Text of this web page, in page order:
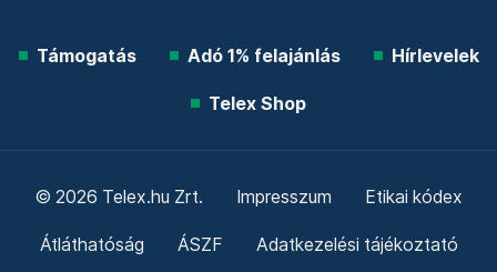
Támogatás Adó 1% felajánlás Hírlevelek
Telex Shop
© 2026 Telex.hu Zrt. Impresszum Etikai kódex
Átláthatóság ÁSZF Adatkezelési tájékoztató